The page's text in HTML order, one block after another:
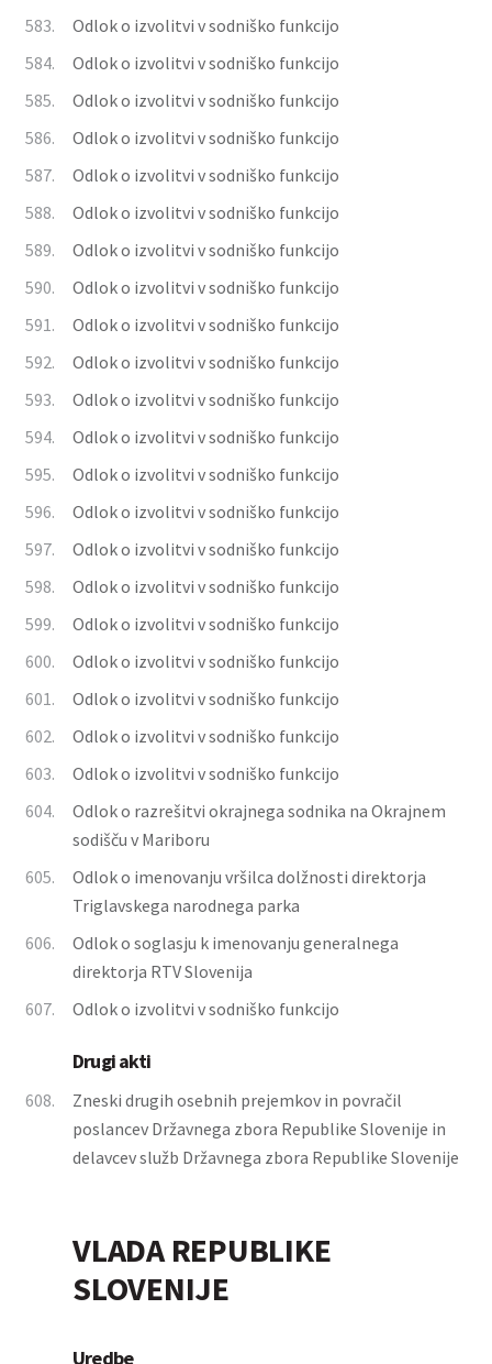
583.
Odlok o izvolitvi v sodniško funkcijo
584.
Odlok o izvolitvi v sodniško funkcijo
585.
Odlok o izvolitvi v sodniško funkcijo
586.
Odlok o izvolitvi v sodniško funkcijo
587.
Odlok o izvolitvi v sodniško funkcijo
588.
Odlok o izvolitvi v sodniško funkcijo
589.
Odlok o izvolitvi v sodniško funkcijo
590.
Odlok o izvolitvi v sodniško funkcijo
591.
Odlok o izvolitvi v sodniško funkcijo
592.
Odlok o izvolitvi v sodniško funkcijo
593.
Odlok o izvolitvi v sodniško funkcijo
594.
Odlok o izvolitvi v sodniško funkcijo
595.
Odlok o izvolitvi v sodniško funkcijo
596.
Odlok o izvolitvi v sodniško funkcijo
597.
Odlok o izvolitvi v sodniško funkcijo
598.
Odlok o izvolitvi v sodniško funkcijo
599.
Odlok o izvolitvi v sodniško funkcijo
600.
Odlok o izvolitvi v sodniško funkcijo
601.
Odlok o izvolitvi v sodniško funkcijo
602.
Odlok o izvolitvi v sodniško funkcijo
603.
Odlok o izvolitvi v sodniško funkcijo
604.
Odlok o razrešitvi okrajnega sodnika na Okrajnem
sodišču v Mariboru
605.
Odlok o imenovanju vršilca dolžnosti direktorja
Triglavskega narodnega parka
606.
Odlok o soglasju k imenovanju generalnega
direktorja RTV Slovenija
607.
Odlok o izvolitvi v sodniško funkcijo
Drugi akti
608.
Zneski drugih osebnih prejemkov in povračil
poslancev Državnega zbora Republike Slovenije in
delavcev služb Državnega zbora Republike Slovenije
VLADA REPUBLIKE
SLOVENIJE
Uredbe